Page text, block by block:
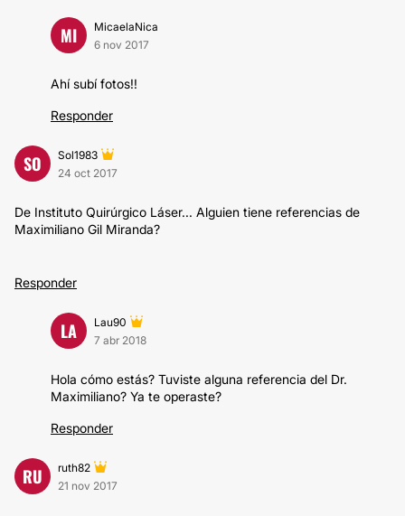
MI
MicaelaNica
6 nov 2017
Ahí subí fotos!!
Responder
SO
Sol1983
24 oct 2017
De Instituto Quirúrgico Láser... Alguien tiene referencias de
Maximiliano Gil Miranda?
Responder
LA
Lau90
7 abr 2018
Hola cómo estás? Tuviste alguna referencia del Dr.
Maximiliano? Ya te operaste?
Responder
RU
ruth82
21 nov 2017